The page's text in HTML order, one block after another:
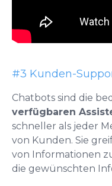
#3 Kunden-
Chatbots sind die
verfügbaren
schneller als jeder
von Kunden. Sie
von Informationen
die gewünschten